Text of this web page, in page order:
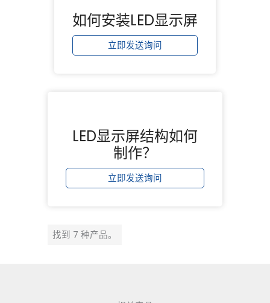
如何安装LED显示屏
立即发送询问
LED显示屏结构如何
制作？
立即发送询问
找到 7 种产品。